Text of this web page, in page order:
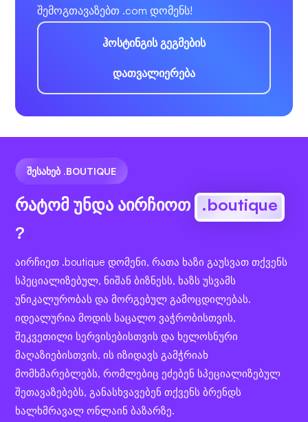
შემოგთავაზებთ .com დომენს!
ჰოსტინგის გეგმების
დათვალიერება
ᲨᲔᲡᲐᲮᲔᲑ .BOUTIQUE
რატომ უნდა აირჩიოთ .boutique
?
აირჩიეთ .boutique დომენი, რათა ხაზი გაუსვათ თქვენს
სპეციალიზებულ, ნიშან ბიზნესს, ხაზს უსვამს
უნიკალურობას და მორგებულ გამოცდილებას.
იდეალურია მოდის საცალო ვაჭრობისთვის,
შეკვეთილი სერვისებისთვის და ხელოსნური
მაღაზიებისთვის, ის იზიდავს გამჭრიახ
მომხმარებლებს, რომლებიც ეძებენ სპეციალიზებულ
შეთავაზებებს, განასხვავებენ თქვენს ბრენდს
ხალხმრავალ ონლაინ ბაზარზე.